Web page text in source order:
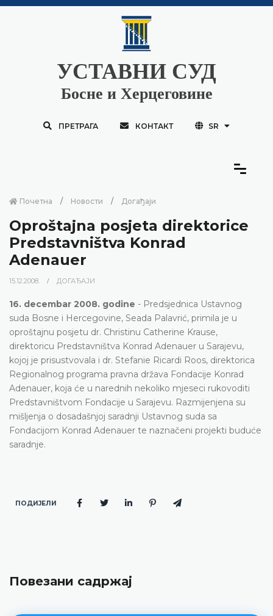
УСТАВНИ СУД
Босне и Херцеговине
ПРЕТРАГА КОНТАКТ SR
Почетна Новости Догађаји
Oproštajna posjeta direktorice
Predstavništva Konrad
Adenauer
15.12.2008. ДОГАЂАЈИ
16. decembar 2008. godine - Predsjednica Ustavnog
suda Bosne i Hercegovine, Seada Palavrić, primila je u
oproštajnu posjetu dr. Christinu Catherine Krause,
direktoricu Predstavništva Konrad Adenauer u Sarajevu,
kojoj je prisustvovala i dr. Stefanie Ricardi Roos, direktorica
Regionalnog programa pravna država Fondacije Konrad
Adenauer, koja će u narednih nekoliko mjeseci rukovoditi
Predstavništvom Fondacije u Sarajevu. Razmijenjena su
mišljenja o dosadašnjoj saradnji Ustavnog suda sa
Fondacijom Konrad Adenauer te naznačeni projekti buduće
saradnje.
ПОДИЈЕЛИ
Повезани садржај